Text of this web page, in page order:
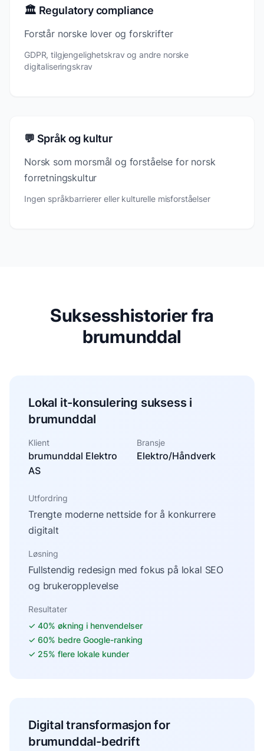
🏛️ Regulatory compliance
Forstår norske lover og forskrifter
GDPR, tilgjengelighetskrav og andre norske
digitaliseringskrav
💬 Språk og kultur
Norsk som morsmål og forståelse for norsk
forretningskultur
Ingen språkbarrierer eller kulturelle misforståelser
Suksesshistorier fra
brumunddal
Lokal it-konsulering suksess i
brumunddal
Klient
brumunddal Elektro
AS
Bransje
Elektro/Håndverk
Utfordring
Trengte moderne nettside for å konkurrere
digitalt
Løsning
Fullstendig redesign med fokus på lokal SEO
og brukeropplevelse
Resultater
✓ 40% økning i henvendelser
✓ 60% bedre Google-ranking
✓ 25% flere lokale kunder
Digital transformasjon for
brumunddal-bedrift